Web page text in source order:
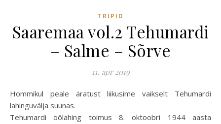
TRIPID
Saaremaa vol.2 Tehumardi
– Salme – Sõrve
11. apr 2019
Hommikul peale äratust liikusime vaikselt Tehumardi
lahinguvälja suunas.
Tehumardi öölahing toimus 8. oktoobri 1944 aasta